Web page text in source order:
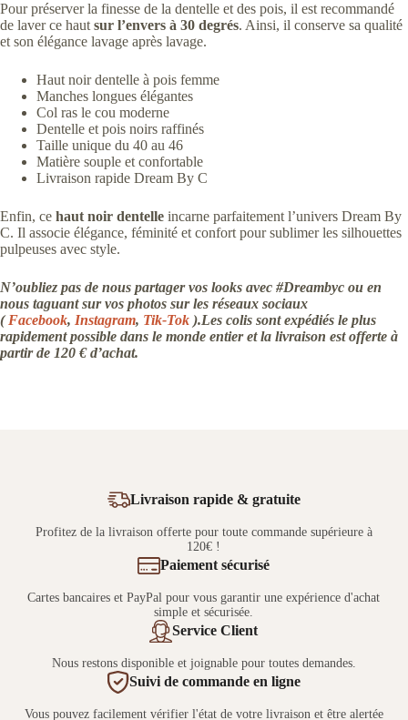
Pour préserver la finesse de la dentelle et des pois, il est recommandé
de laver ce haut sur l’envers à 30 degrés. Ainsi, il conserve sa qualité
et son élégance lavage après lavage.
Haut noir dentelle à pois femme
Manches longues élégantes
Col ras le cou moderne
Dentelle et pois noirs raffinés
Taille unique du 40 au 46
Matière souple et confortable
Livraison rapide Dream By C
Enfin, ce haut noir dentelle incarne parfaitement l’univers Dream By
C. Il associe élégance, féminité et confort pour sublimer les silhouettes
pulpeuses avec style.
N’oubliez pas de nous partager vos looks avec #Dreambyc ou en
nous taguant sur vos photos sur les réseaux sociaux
(Facebook, Instagram, Tik-Tok ).Les colis sont expédiés le plus
rapidement possible dans le monde entier et la livraison est offerte à
partir de 120 € d’achat.
Livraison rapide & gratuite
Profitez de la livraison offerte pour toute commande supérieure à
120€ !
Paiement sécurisé
Cartes bancaires et PayPal pour vous garantir une expérience d'achat
simple et sécurisée.
Service Client
Nous restons disponible et joignable pour toutes demandes.
Suivi de commande en ligne
Vous pouvez facilement vérifier l'état de votre livraison et être alertée